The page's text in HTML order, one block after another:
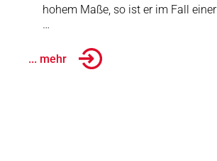
hohem Maße, so ist er im Fall einer
…
... mehr